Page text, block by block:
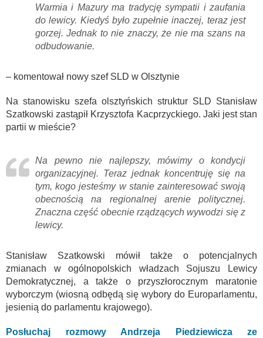
Warmia i Mazury ma tradycję sympatii i zaufania
do lewicy. Kiedyś było zupełnie inaczej, teraz jest
gorzej. Jednak to nie znaczy, że nie ma szans na
odbudowanie.
– komentował nowy szef SLD w Olsztynie
Na stanowisku szefa olsztyńskich struktur SLD Stanisław
Szatkowski zastąpił Krzysztofa Kacprzyckiego. Jaki jest stan
partii w mieście?
Na pewno nie najlepszy, mówimy o kondycji
organizacyjnej. Teraz jednak koncentruję się na
tym, kogo jesteśmy w stanie zainteresować swoją
obecnością na regionalnej arenie politycznej.
Znaczna część obecnie rządzących wywodzi się z
lewicy.
Stanisław Szatkowski mówił także o potencjalnych
zmianach w ogólnopolskich władzach Sojuszu Lewicy
Demokratycznej, a także o przyszłorocznym maratonie
wyborczym (wiosną odbędą się wybory do Europarlamentu,
jesienią do parlamentu krajowego).
Posłuchaj rozmowy Andrzeja Piedziewicza ze